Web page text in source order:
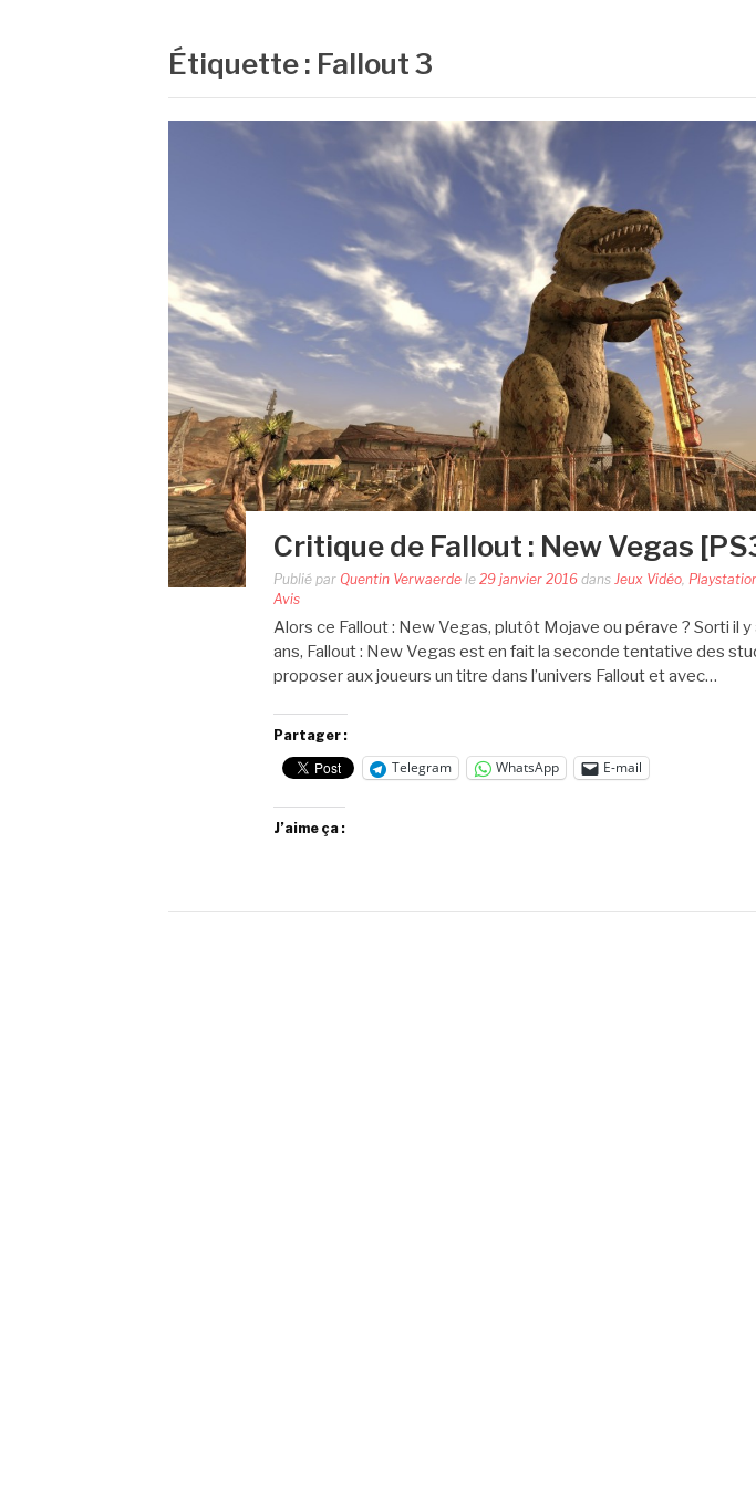
Étiquette : Fallout 3
Critique de Fallout : New Vegas
Publié par Quentin Verwaerde le 29 janvier 2016 dans Jeux Vidéo,
Avis
Alors ce Fallout : New Vegas, plutôt Mojave ou pérave ? Sorti il y
ans, Fallout : New Vegas est en fait la seconde tentative des
proposer aux joueurs un titre dans l’univers Fallout et avec…
Partager :
Telegram WhatsApp E-mail
J’aime ça :